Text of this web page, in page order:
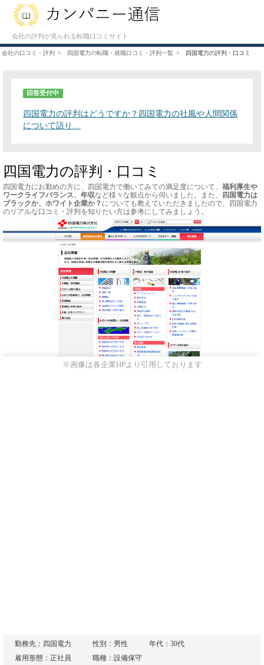
会社の評判が見られる転職口コミサイト
会社の口コミ・評判 四国電力の転職・就職口コミ・評判一覧 四国電力の評判・口コミ
回答受付中
四国電力の評判はどうですか？四国電力の社風や人間関係
について語り…
四国電力の評判・口コミ
四国電力にお勤めの方に、四国電力で働いてみての満足度について、 福利厚生や
ワークライフバランス、年収など様々な観点から伺いました。また、
四国電力は
ブラックか、ホワイト企業か？ についても教えていただきましたので、四国電力
のリアルな口コミ・評判を知りたい方は参考にしてみましょう。
※画像は各企業HPより引用しております
勤務先：四国電力 性別：男性
年代：30代
雇用形態：正社員
職種：設備保守